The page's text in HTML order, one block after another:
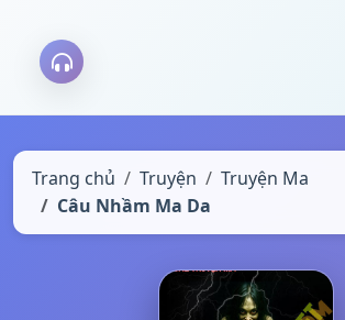
Trang chủ Truyện
Truyện Ma
Câu Nhầm Ma Da